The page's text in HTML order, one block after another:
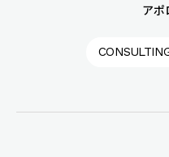
アポ